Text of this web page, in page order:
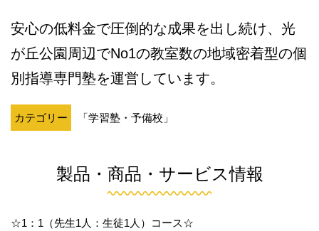
安心の低料金で圧倒的な成果を出し続け、光
が丘公園周辺でNo1の教室数の地域密着型の個
別指導専門塾を運営しています。
カテゴリー 「学習塾・予備校」
製品・商品・サービス情報
☆1：1（先生1人：生徒1人）コース☆